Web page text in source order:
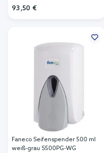
93,50 €
Faneco Seifenspender 500 ml
weiß-grau S500PG-WG